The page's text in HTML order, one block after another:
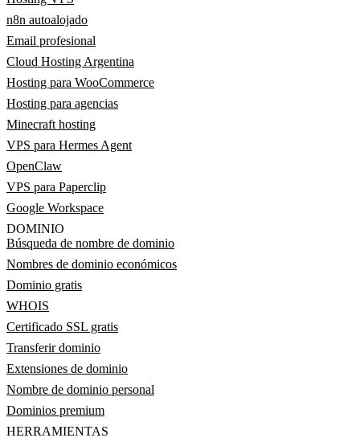
n8n autoalojado
Email profesional
Cloud Hosting Argentina
Hosting para WooCommerce
Hosting para agencias
Minecraft hosting
VPS para Hermes Agent
OpenClaw
VPS para Paperclip
Google Workspace
DOMINIO
Búsqueda de nombre de dominio
Nombres de dominio económicos
Dominio gratis
WHOIS
Certificado SSL gratis
Transferir dominio
Extensiones de dominio
Nombre de dominio personal
Dominios premium
HERRAMIENTAS